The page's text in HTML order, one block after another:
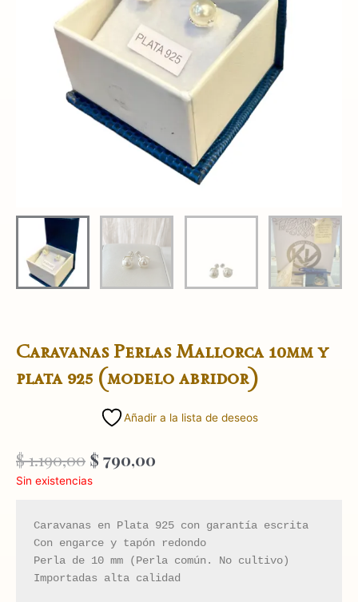
Caravanas Perlas Mallorca 10mm y
plata 925 (modelo abridor)
Añadir a la lista de deseos
$1.190,00 El
precio
$ 1.190,00.
$ 790,00
$ 790,00.
Sin existencias
Caravanas en Plata 925 con garantía escrita
Con engarce y tapón redondo
Perla de 10 mm (Perla común. No cultivo)
Importadas alta calidad